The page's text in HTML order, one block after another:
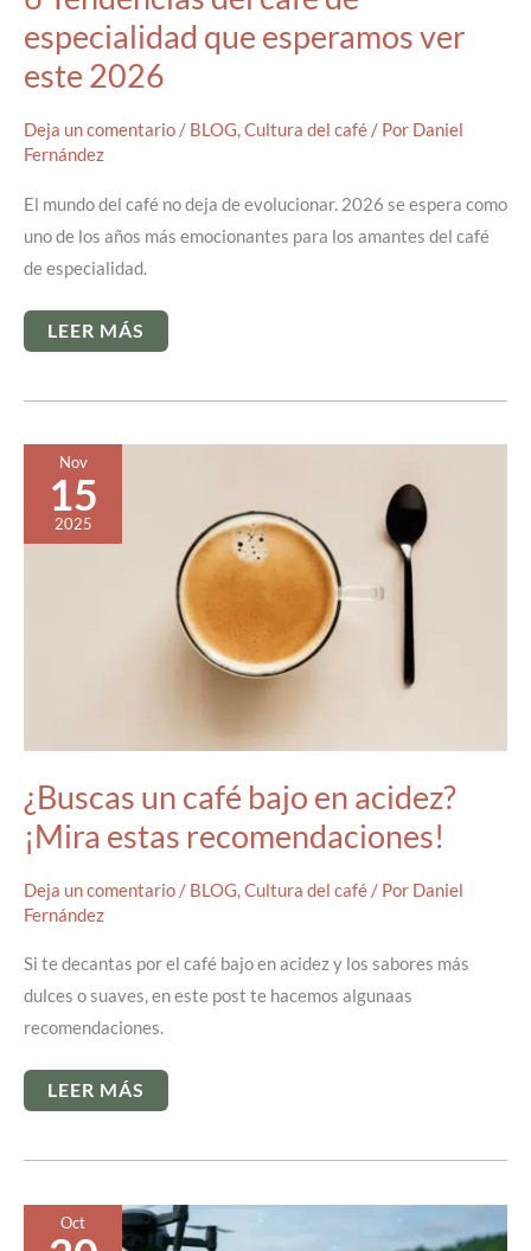
especialidad que esperamos ver
este 2026
Deja un comentario/ BLOG,Cultura del café/ Por Daniel
Fernández
El mundo del café no deja de evolucionar. 2026 se espera como
uno de los años más emocionantes para los amantes del café
de especialidad.
6
TENDENCIAS
DE
ESPERAMOS
VER
ESTE
2026
LEER MÁS
Nov
15
2025
¿Buscas un café bajo en acidez?
¡Mira estas recomendaciones!
Deja un comentario / BLOG,Cultura del café / Por Daniel
Fernández
Si te decantas por el café bajo en acidez y los sabores más
dulces o suaves, en este post te hacemos algunaas
recomendaciones.
¿BUSCAS
UN
EN
ESTAS
RECOMENDACIONES!
LEER MÁS
Oct